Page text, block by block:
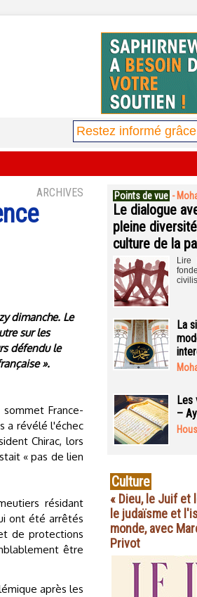
ARCHIVES
dimanche. Le
sur les
défendu le
».
France-
a révélé l'échec
Chirac, lors
« pas de lien
résidant
ont été arrêtés
de protections
être
après les
Points de vue -
Le dialogue
pleine
culture de la
Lire
La
Les
–
Culture
« Dieu, le Juif et
le judaïsme et
monde, avec
Privot